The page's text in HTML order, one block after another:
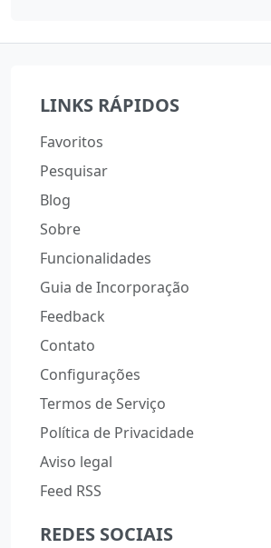
LINKS RÁPIDOS
Favoritos
Pesquisar
Blog
Sobre
Funcionalidades
Guia de Incorporação
Feedback
Contato
Configurações
Termos de Serviço
Política de Privacidade
Aviso legal
Feed RSS
REDES SOCIAIS